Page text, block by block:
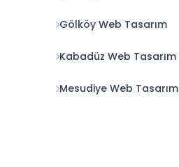
Gölköy Web Tasarım
Kabadüz Web Tasarım
Mesudiye Web Tasarım